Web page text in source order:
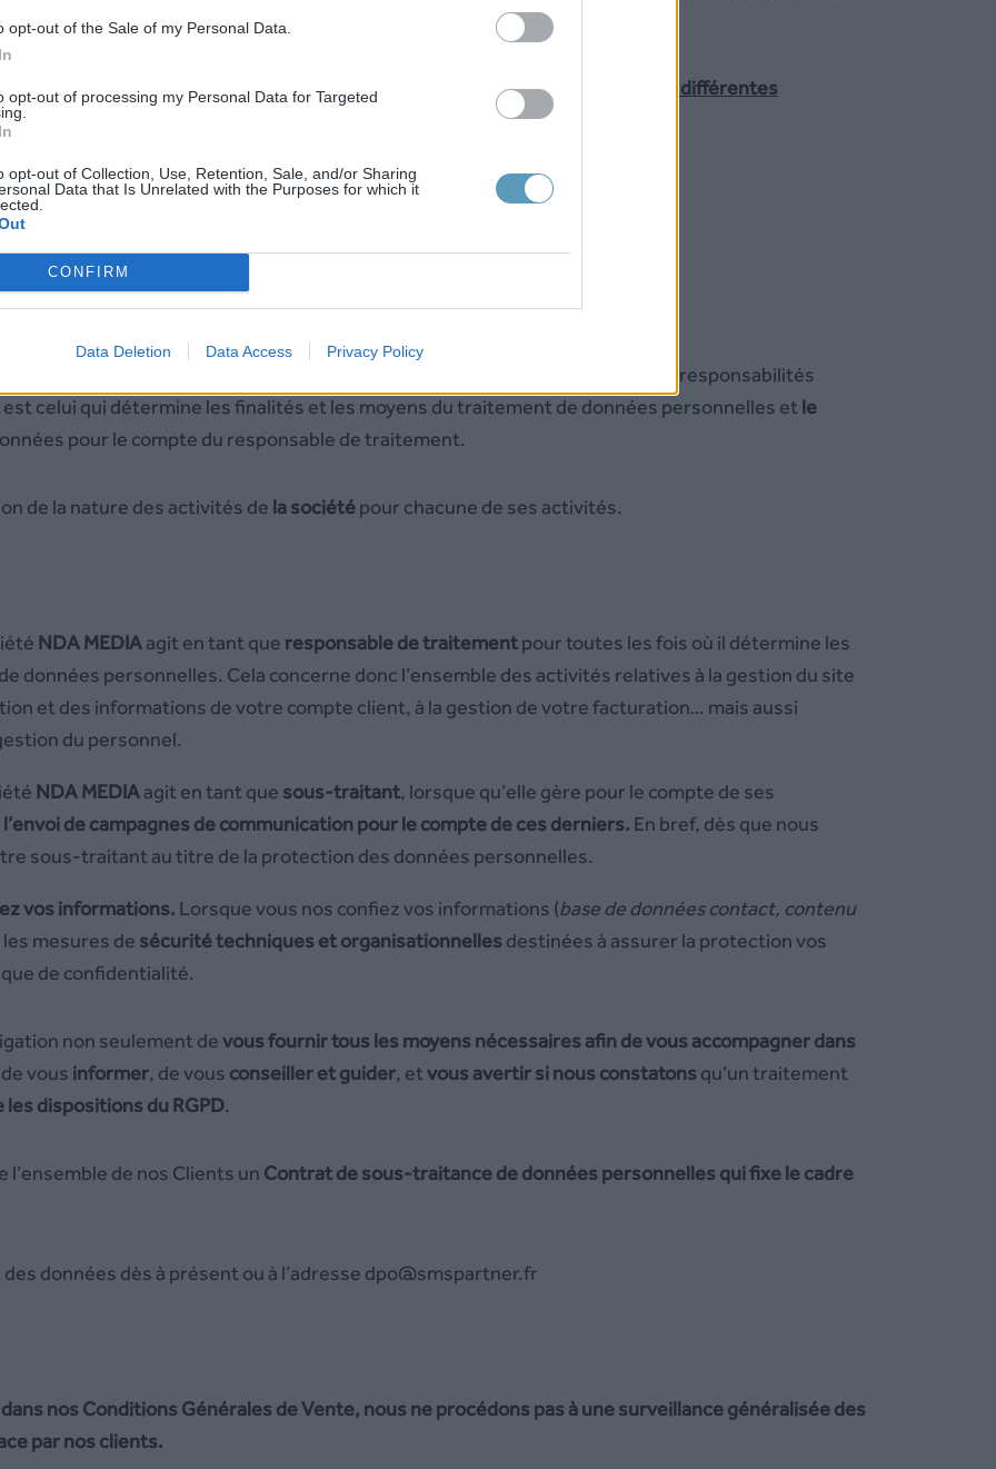
opt-out of the Sale of my Personal Data.
opt-out of processing my Personal Data for Targeted
opt-out of Collection, Use, Retention, Sale, and/or Sharing
Data that Is Unrelated with the Purposes for which it
CONFIRM
Data Deletion Data Access Privacy Policy
Conditions générales de Vente, et doit-être comprise, lueafin d’utiliser les différentes
à votre disposition pour toutes questions relatives à cette dernière.
traitement, sous-traitant ?
familiers, mais afin de ne créer aucun doute sur la nature de notre rôle et responsabilités
est celui qui détermine les finalités et les moyens du traitement de données personnelles et le
pour le compte du responsable de traitement.
de la nature des activités de la sociétépour chacune de ses activités.
NDA MEDIAagit en tant que responsable de traitementpour toutes les fois où il détermine les
données personnelles. Cela concerne donc l’ensemble des activités relatives à la gestion du site
et des informations de votre compte client, à la gestion de votre facturation… mais aussi
du personnel.
NDA MEDIAagit en tant que sous-traitant, lorsque qu’elle gère pour le compte de ses
l’envoi de campagnes de communication pour le compte deces derniers. En bref, dès que nous
sous-traitant au titre de la protection des données personnelles.
vos informations. Lorsque vous nos confiez vos informations (base de données contact, contenu
mesures de sécuritétechniques et organisationnellesdestinées à assurer la protection vos
de confidentialité.
non seulement devous fournir tous les moyens nécessaires afin de vous accompagner dans
vous informer, de vous conseiller et guider, etvousavertir si nous constatonsqu’un traitement
les dispositions du RGPD.
de nos Clients un Contrat de sous-traitance de données personnelles qui fixe le cadre
données dès à présent ou à l’adresse dpo@smspartner.fr
nos Conditions Générales de Vente, nous ne procédons pas à une surveillance généralisée des
par nos clients.